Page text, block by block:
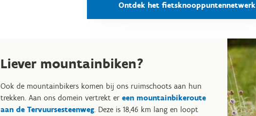
Ontdek het fietsknooppuntennetwerk
Liever mountainbiken?
Ook de mountainbikers komen bij ons ruimschoots aan hun
trekken. Aan ons domein vertrekt er een mountainbikeroute
aan de Tervuursesteenweg. Deze is 18,46 km lang en loopt